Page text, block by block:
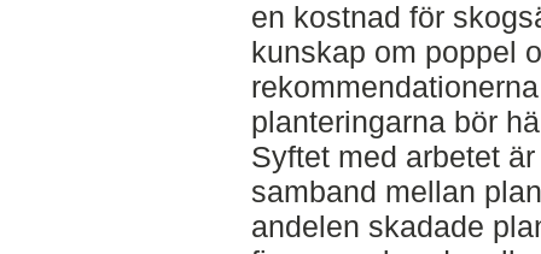
en kostnad för
kunskap om poppel
planteringarna bör
Syftet med arbetet
samband mellan
andelen skadade